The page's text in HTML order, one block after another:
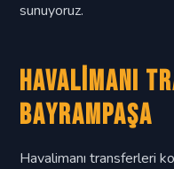
sunuyoruz.
Havalimanı
Bayrampaşa
Havalimanı transferleri